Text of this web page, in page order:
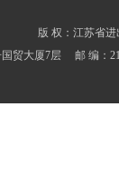
版 权：江苏省
国贸大厦7层 邮 编：